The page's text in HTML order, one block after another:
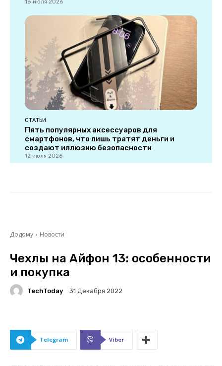
18 июля 2026
СТАТЬИ
Пять популярных аксессуаров для
смартфонов, что лишь тратят деньги и
создают иллюзию безопасности
12 июля 2026